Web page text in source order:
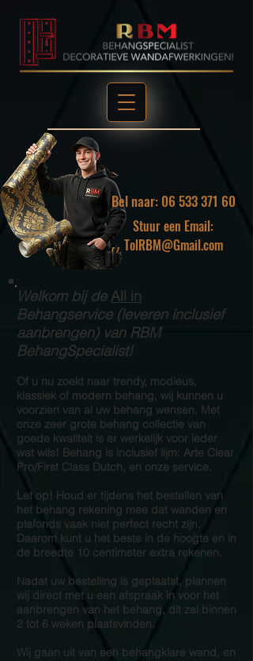
Stuur een Email:
TolRBM@Gmail.com
Bel naar: 06 533 371 60
Welkom bij deAll in
Behangservice (leveren inclusief
aanbrengen) van RBM
BehangSpecialist!
Of u nu zoekt naar trendy, modieus,
klassiek of modern behang, wij kunnen u
voorzien van al uw behang wensen. Met
onze zeer grote behang collectie van
goede kwaliteit is er werkelijk voor ieder
wat wils! Behang is inclusief lijm: Arte Clear
Pro/First Class Dutch, en onze service.
Let op! Houd er tijdens het bestellen van
het behang rekening mee dat wanden en
plafonds vaak niet perfect recht zijn.
Daarom kunt u het beste in de hoogte en in
de breedte 10 centimeter extra rekenen.
Nadat uw bestelling is geplaatst, plannen
wij direct met u een afspraak in voor het
aanbrengen van het behang, dit zal binnen
2 tot 6 weken plaatsvinden.
Wij gaan uit van een behangklare wand, en